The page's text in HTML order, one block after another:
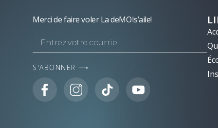
Merci de faire voler La deMOIs’aile!
S'ABONNER ⟶